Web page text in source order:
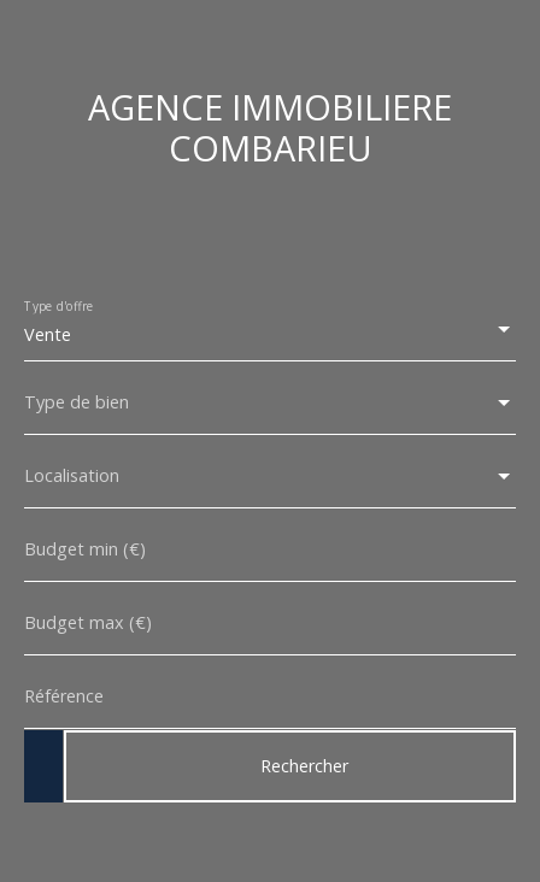
AGENCE IMMOBILIERE
COMBARIEU
Vente
Type d'offre
Type de bien
Localisation
Budget min (€)
Budget max (€)
Référence
Rechercher